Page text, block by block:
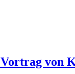
von